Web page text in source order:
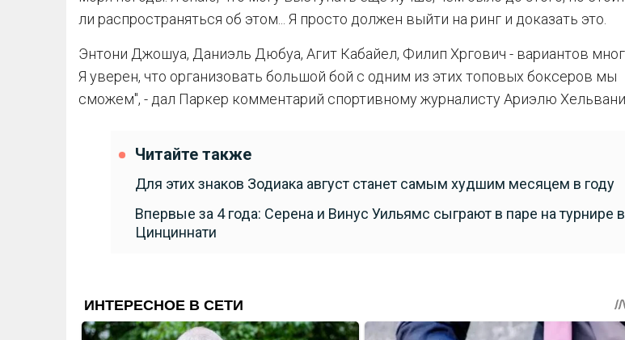
ли распространяться об этом... Я просто должен выйти на ринг и доказать это.
Энтони Джошуа, Даниэль Дюбуа, Агит Кабайел, Филип Хргович - вариантов
Я уверен, что организовать большой бой с одним из этих топовых боксеров мы
сможем", - дал Паркер комментарий спортивному журналисту Ариэлю Хельвани.
Читайте также
Для этих знаков Зодиака август станет самым худшим месяцем в году
Впервые за 4 года: Серена и Винус Уильямс сыграют в паре на турнире в
Цинциннати